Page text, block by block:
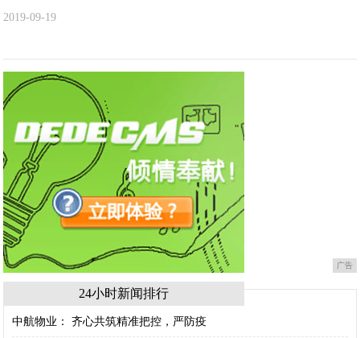
2019-09-19
广告
24小时新闻排行
中航物业： 齐心共筑精准把控，严防疫